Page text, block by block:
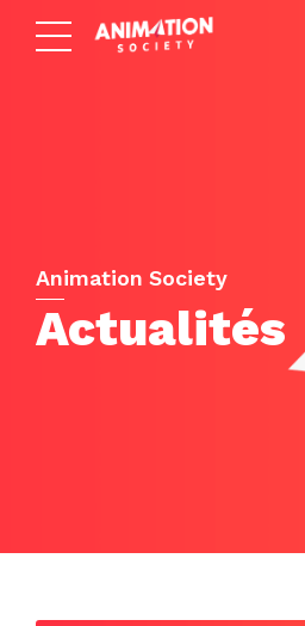
Animation Society
Actualités